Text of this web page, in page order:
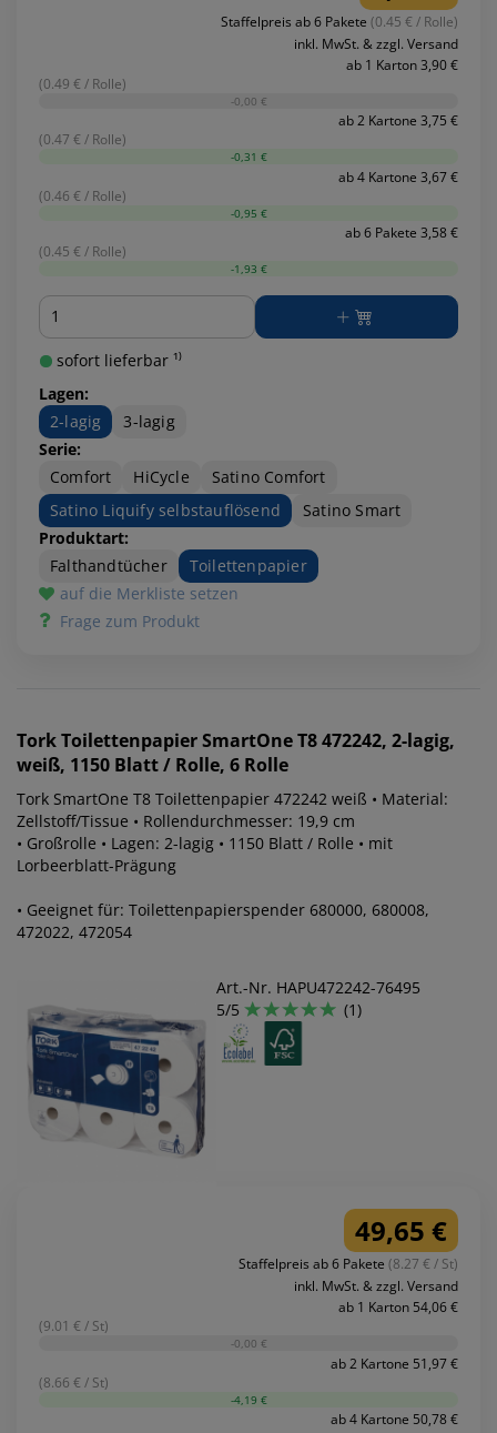
Staffelpreis ab 6 Pakete (0.45 € / Rolle)
inkl. MwSt. & zzgl. Versand
ab 1 Karton 3,90 €
(0.49 € / Rolle)
-0,00 €
ab 2 Kartone 3,75 €
(0.47 € / Rolle)
-0,31 €
ab 4 Kartone 3,67 €
(0.46 € / Rolle)
-0,95 €
ab 6 Pakete 3,58 €
(0.45 € / Rolle)
-1,93 €
Menge
sofort lieferbar ¹⁾
Lagen:
2-lagig
3-lagig
Serie:
Comfort
HiCycle
Satino Comfort
Satino Liquify selbstauflösend
Satino Smart
Produktart:
Falthandtücher
Toilettenpapier
auf die Merkliste setzen
Frage zum Produkt
TorkToilettenpapier SmartOne T8 472242, 2-lagig,
weiß, 1150 Blatt / Rolle, 6 Rolle
Tork SmartOne T8 Toilettenpapier 472242 weiß • Material:
Zellstoff/Tissue • Rollendurchmesser: 19,9 cm
• Großrolle • Lagen: 2-lagig • 1150 Blatt / Rolle • mit
Lorbeerblatt-Prägung
• Geeignet für: Toilettenpapierspender 680000, 680008,
472022, 472054
Art.-Nr. HAPU472242-76495
5/5
(1)
49,65 €
Staffelpreis ab 6 Pakete (8.27 € / St)
inkl. MwSt. & zzgl. Versand
ab 1 Karton 54,06 €
(9.01 € / St)
-0,00 €
ab 2 Kartone 51,97 €
(8.66 € / St)
-4,19 €
ab 4 Kartone 50,78 €